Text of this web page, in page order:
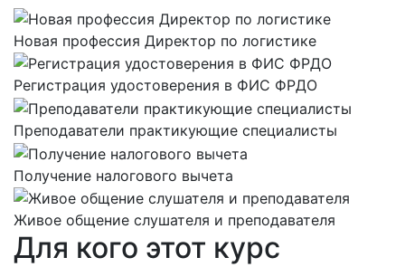
Новая профессия Директор по логистике
Регистрация удостоверения в ФИС ФРДО
Преподаватели практикующие специалисты
Получение налогового вычета
Живое общение слушателя и преподавателя
Для кого этот курс